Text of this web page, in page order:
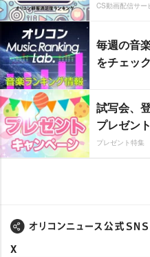
CS動画配信サー
毎週の音
をチェッ
試写会、
プレゼン
プレゼント特集
X